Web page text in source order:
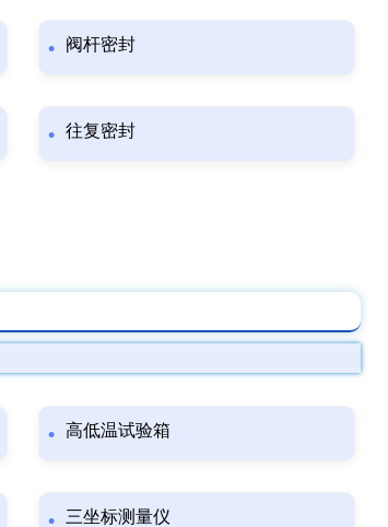
阀杆密封
往复密封
高低温试验箱
三坐标测量仪